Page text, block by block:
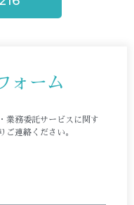
ォーム
業務委託サービスに関す
ご連絡ください。